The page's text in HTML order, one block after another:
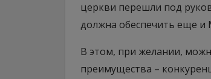
церкви перешли под
должна обеспечить еще и
В этом, при желании,
преимущества –